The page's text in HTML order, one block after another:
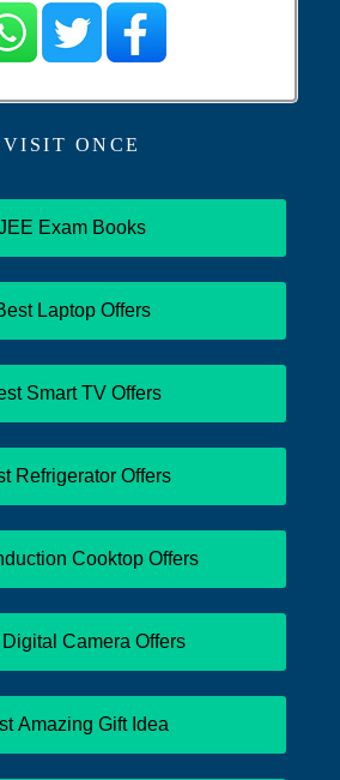
VISIT ONCE
Exam Books
Laptop Offers
Smart TV Offers
Refrigerator Offers
Cooktop Offers
Digital Camera Offers
Amazing Gift Idea